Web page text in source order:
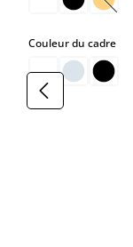
Couleur du cadre